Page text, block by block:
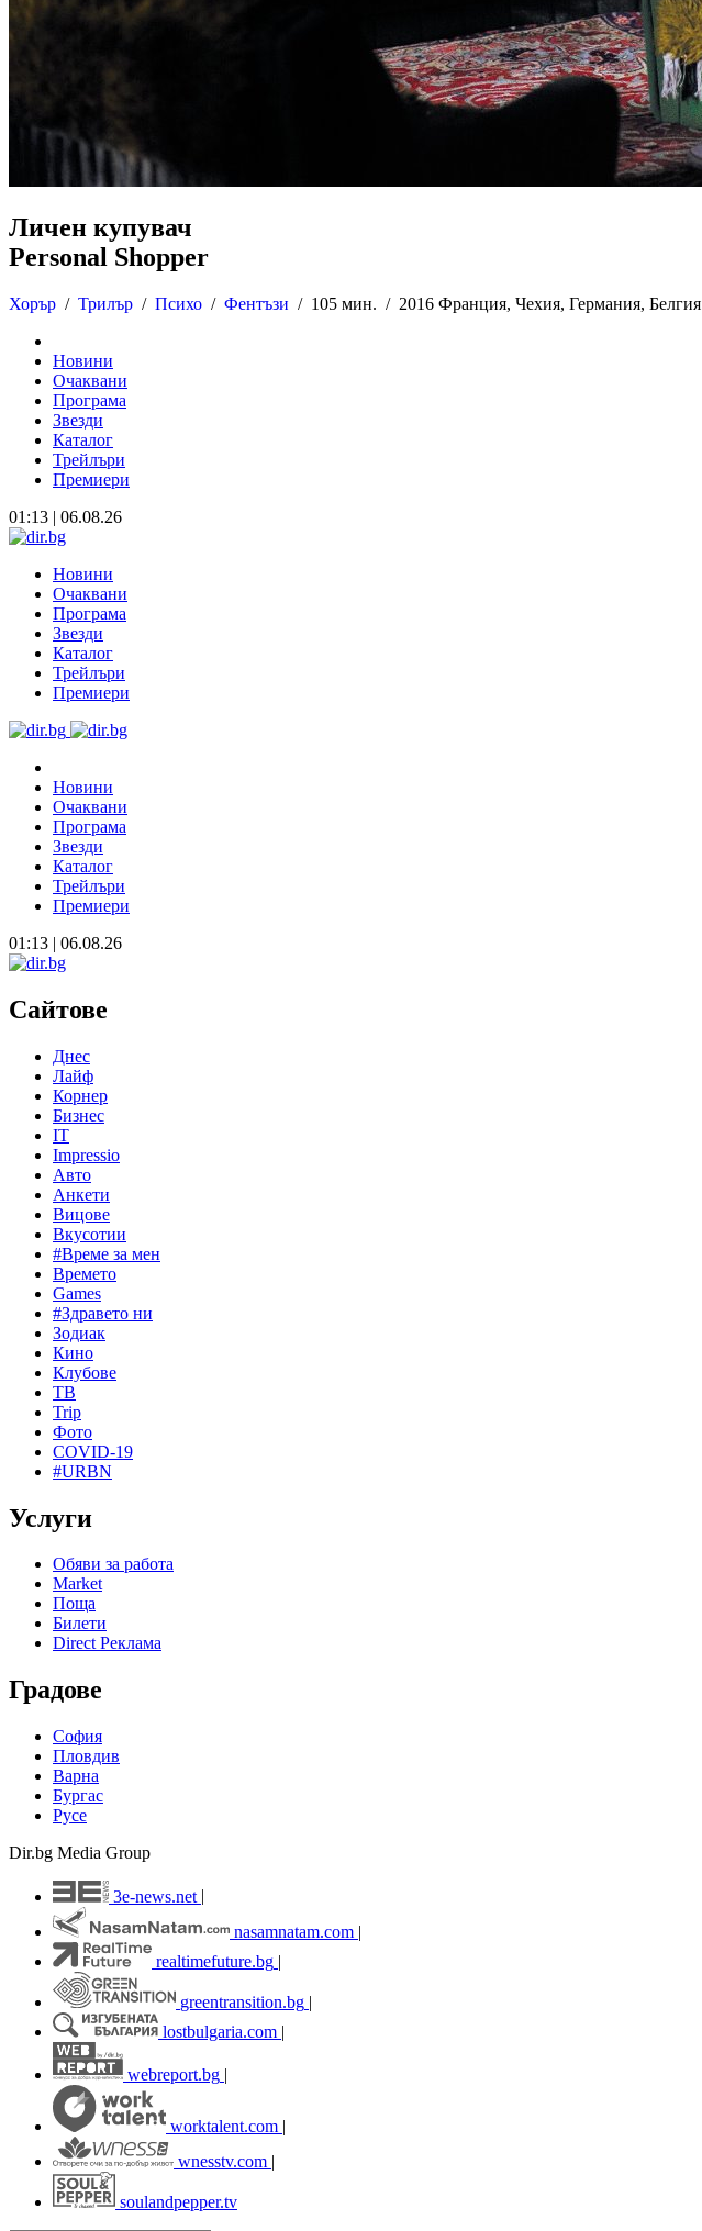
Личен купувач
Personal Shopper
Хорър / Трилър / Психо / Фентъзи / 105 мин. / 2016 Франция, Чехия, Германия, Белгия
Новини
Очаквани
Програма
Звезди
Каталог
Трейлъри
Премиери
01:13 | 06.08.26
Новини
Очаквани
Програма
Звезди
Каталог
Трейлъри
Премиери
Новини
Очаквани
Програма
Звезди
Каталог
Трейлъри
Премиери
01:13 | 06.08.26
Сайтове
Днес
Лайф
Корнер
Бизнес
IT
Impressio
Авто
Анкети
Вицове
Вкусотии
#Време за мен
Времето
Games
#Здравето ни
Зодиак
Кино
Клубове
ТВ
Trip
Фото
COVID-19
#URBN
Услуги
Обяви за работа
Market
Поща
Билети
Direct Реклама
Градове
София
Пловдив
Варна
Бургас
Русе
Dir.bg Media Group
3e-news.net
nasamnatam.com |
realtimefuture.bg |
greentransition.bg |
lostbulgaria.com |
webreport.bg |
worktalent.com |
wnesstv.com |
soulandpepper.tv